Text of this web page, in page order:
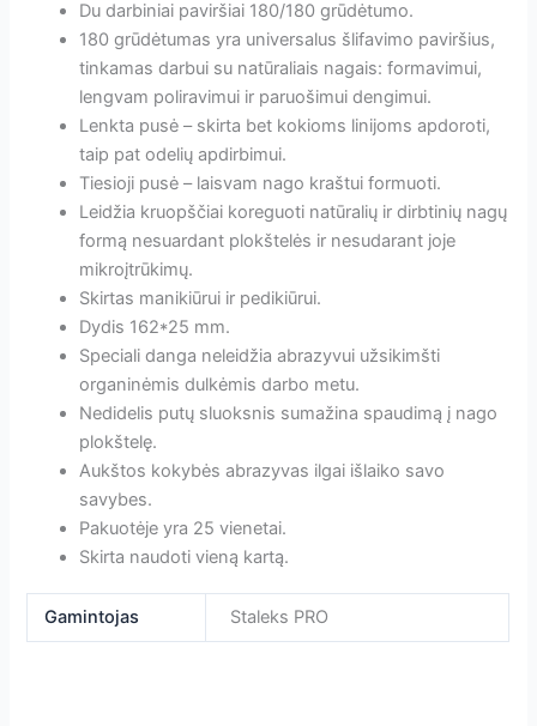
Du darbiniai paviršiai 180/180 grūdėtumo.
180 grūdėtumas yra universalus šlifavimo paviršius,
tinkamas darbui su natūraliais nagais: formavimui,
lengvam poliravimui ir paruošimui dengimui.
Lenkta pusė – skirta bet kokioms linijoms apdoroti,
taip pat odelių apdirbimui.
Tiesioji pusė – laisvam nago kraštui formuoti.
Leidžia kruopščiai koreguoti natūralių ir dirbtinių nagų
formą nesuardant plokštelės ir nesudarant joje
mikroįtrūkimų.
Skirtas manikiūrui ir pedikiūrui.
Dydis 162*25 mm.
Speciali danga neleidžia abrazyvui užsikimšti
organinėmis dulkėmis darbo metu.
Nedidelis putų sluoksnis sumažina spaudimą į nago
plokštelę.
Aukštos kokybės abrazyvas ilgai išlaiko savo
savybes.
Pakuotėje yra 25 vienetai.
Skirta naudoti vieną kartą.
Gamintojas Staleks PRO